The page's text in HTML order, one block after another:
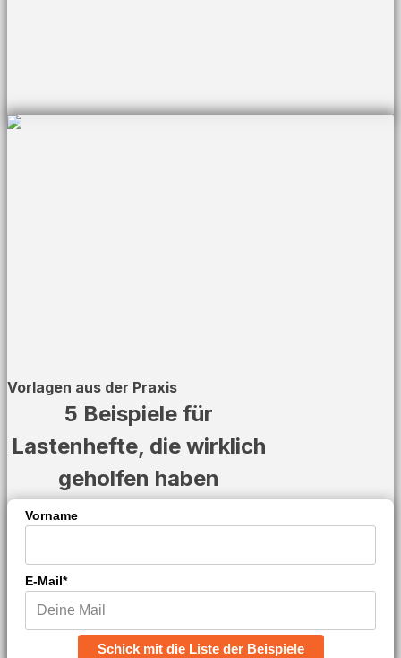
Vorlagen aus der Praxis
5 Beispiele für
Lastenhefte, die wirklich
geholfen haben
Vorname
E-Mail*
Schick mit die Liste der Beispiele